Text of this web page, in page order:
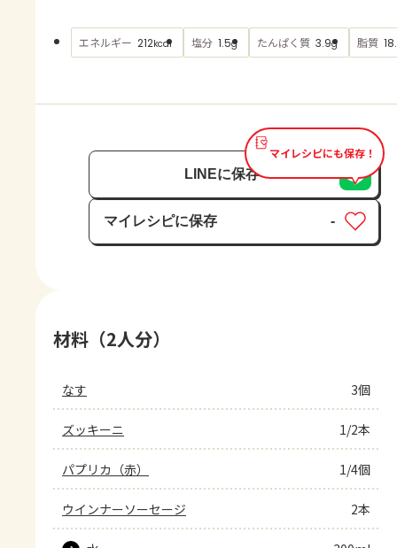
AJINOMOTO PARK とは
エネルギー 212kcal 塩分 1.5g たんぱく質 3.9g 脂質
マイレシピにも保存！
LINEに保存
マイレシピに保存
保存済み
-
材料（2人分）
なす 3個
ズッキーニ 1/2本
パプリカ（赤） 1/4個
ウインナーソーセージ 2本